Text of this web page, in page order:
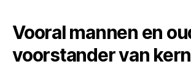
Vooral mannen en
voorstander van